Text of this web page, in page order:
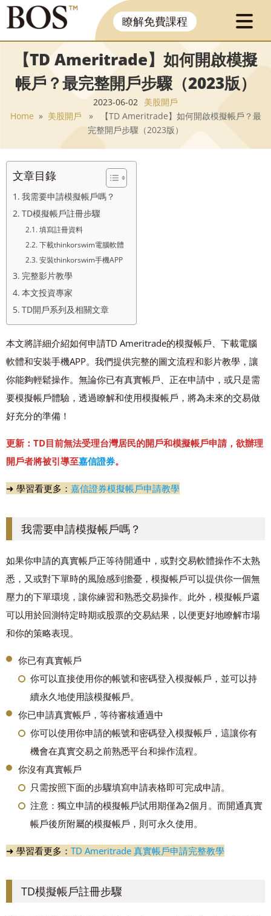
瞭解免費課程
【TD Ameritrade】如何開啟模擬
帳戶？最完整開戶步驟（2023版）
2023-06-02 美股開戶
Home » 美股開戶 » 【TD Ameritrade】如何開啟模擬帳戶？最
完整開戶步驟（2023版）
文章目錄
我需要申請模擬帳戶嗎？
TD模擬帳戶註冊步驟
填寫註冊資料
下載thinkorswim電腦軟體
安裝thinkorswim手機APP
完整影片教學
本文投資專家
TD開戶系列及相關文章
本文將詳細介紹如何申請TD Ameritrade的模擬帳戶、下載電腦
軟體和安裝手機APP。我們提供完整的圖文流程和影片教學，讓
你能夠輕鬆操作。無論你已有真實帳戶、正在申請中，或只是需
要模擬帳戶體驗，透過瞭解和使用模擬帳戶，將為未來的交易做
好充分的準備！
更新：TD目前無法受理台灣居民的開戶和模擬帳戶申請，欲辦理
開戶者將被引導至嘉信證券。
➜ 學習看更多： 嘉信證券模擬帳戶申請教學
我需要申請模擬帳戶嗎？
如果你申請的真實帳戶正等待開通中，或對交易軟體操作不太熟
悉，又或對下單時的風險感到擔憂，模擬帳戶可以提供你一個無
壓力的下單環境，讓你練習和熟悉交易操作。此外，模擬帳戶還
可以用於回測特定時期或股票的交易結果，以便更好地瞭解市場
和你的策略表現。
你已有真實帳戶
你可以直接使用你的帳號和密碼登入模擬帳戶，並可以持
續永久地使用該模擬帳戶。
你已申請真實帳戶，等待審核通過中
你可以使用你申請的帳號和密碼登入模擬帳戶，這讓你有
機會在真實交易之前熟悉平台和操作流程。
你沒有真實帳戶
只需按照下面的步驟填寫申請表格即可完成申請。
注意：獨立申請的模擬帳戶試用期僅為2個月。而開通真實
帳戶後所附屬的模擬帳戶，則可永久使用。
➜ 學習看更多： TD Ameritrade 真實帳戶申請完整教學
TD模擬帳戶註冊步驟